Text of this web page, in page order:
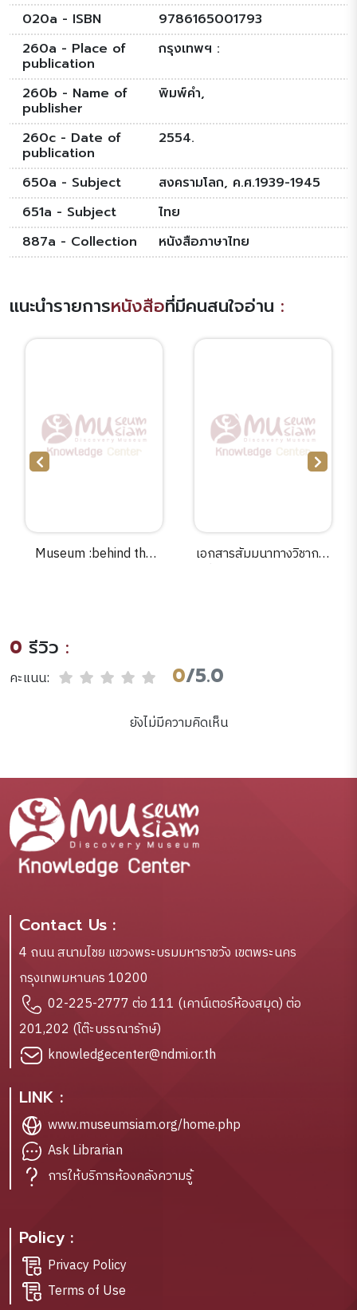
020a - ISBN
9786165001793
260a - Place of
publication
กรุงเทพฯ :
260b - Name of
publisher
พิมพ์คำ,
260c - Date of
publication
2554.
650a - Subject
สงครามโลก, ค.ศ.1939-1945
651a - Subject
ไทย
887a - Collection
หนังสือภาษาไทย
แนะนำรายการหนังสือที่มีคนสนใจอ่าน :
Museum :behind the
เอกสารสัมมนาทางวิชาการ
โลกาภิวัตน์ /[บรรณาธิการ
0 รีวิว :
คะแนน: 0/5.0
ยังไม่มีความคิดเห็น
Contact Us :
4 ถนน สนามไชย แขวงพระบรมมหาราชวัง เขตพระนคร
กรุงเทพมหานคร 10200
02-225-2777 ต่อ 111 (เคาน์เตอร์ห้องสมุด) ต่อ
201,202 (โต๊ะบรรณารักษ์)
knowledgecenter@ndmi.or.th
LINK :
www.museumsiam.org/home.php
Ask Librarian
การให้บริการห้องคลังความรู้
Policy :
Privacy Policy
Terms of Use